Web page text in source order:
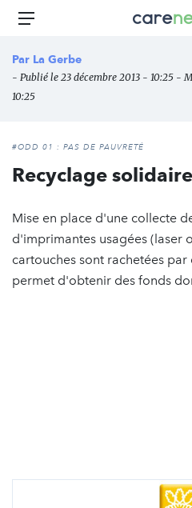
Aller
principal
des
Menu
Par La Gerbe
- Publié le 23 décembre 2013 - 10:25 -
10:25
#ODD 01 : PAS DE PAUVRETÉ
Recyclage solidaire
Mise en place d'une collecte
d'imprimantes usagées (laser
cartouches sont rachetées par
permet d'obtenir des fonds